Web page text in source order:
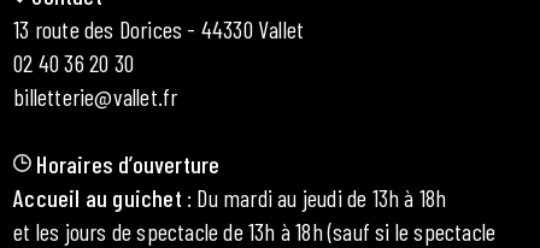
13 route des Dorices - 44330 Vallet
02 40 36 20 30
billetterie@vallet.fr
Horaires d’ouverture
Accueil au guichet : Du mardi au jeudi de 13h à 18h
et les jours de spectacle de 13h à 18h (sauf si le spectacle